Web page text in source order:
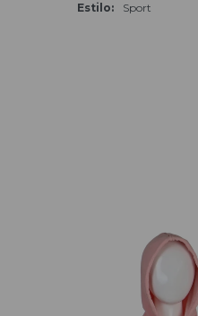
Estilo Sport